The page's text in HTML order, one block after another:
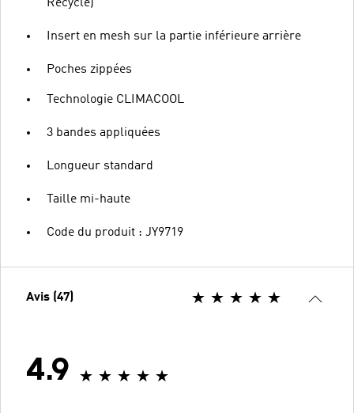
Recyclé)
Insert en mesh sur la partie inférieure arrière
Poches zippées
Technologie CLIMACOOL
3 bandes appliquées
Longueur standard
Taille mi-haute
Code du produit : JY9719
Avis (47)
4.9